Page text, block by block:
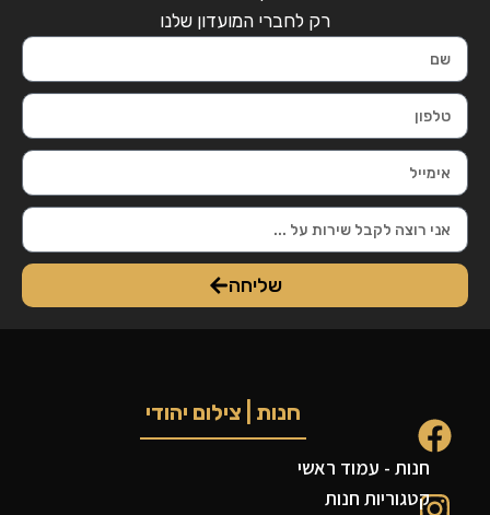
רק לחברי המועדון שלנו
שליחה
חנות | צילום יהודי
חנות - עמוד ראשי
קטגוריות חנות